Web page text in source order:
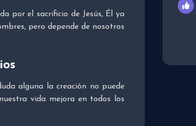
por el sacrificio de Jesús, Él ya
pero depende de nosotros
alguna la creación no puede
vida mejora en todos los